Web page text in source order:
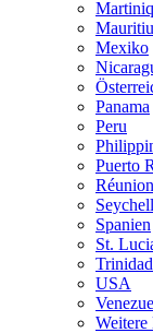
Mexiko
Panama
Peru
Puerto
Réunion
Spanien
St.
Trinidad
USA
Weitere